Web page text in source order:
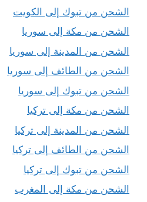
الشحن من تبوك إلى الكويت
الشحن من مكة إلى سوريا
الشحن من المدينة إلى سوريا
الشحن من الطائف إلى سوريا
الشحن من تبوك إلى سوريا
الشحن من مكة إلى تركيا
الشحن من المدينة إلى تركيا
الشحن من الطائف إلى تركيا
الشحن من تبوك إلى تركيا
الشحن من مكة إلى المغرب